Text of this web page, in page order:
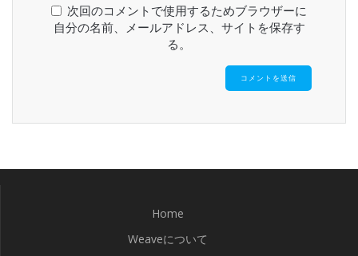
次回のコメントで使用するためブラウザーに
自分の名前、メールアドレス、サイトを保存す
る。
Home
Weaveについて